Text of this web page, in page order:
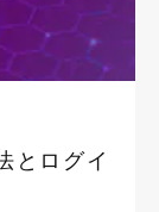
とログイ